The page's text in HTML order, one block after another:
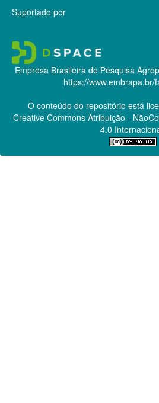
Suportado por
Empresa Brasileira de Pesquisa
https://www.embrapa.br/
O conteúdo do repositório está
Creative CommonsAtribuição -
4.0